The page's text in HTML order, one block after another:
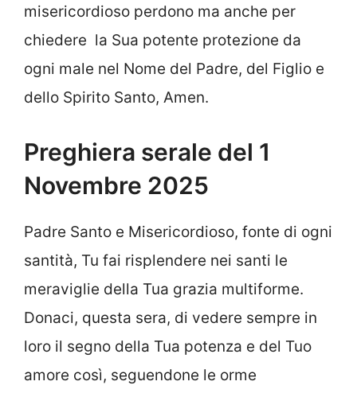
misericordioso perdono ma anche per
chiedere la Sua potente protezione da
ogni male nel Nome del Padre, del Figlio e
dello Spirito Santo, Amen.
Preghiera serale del 1
Novembre 2025
Padre Santo e Misericordioso, fonte di ogni
santità, Tu fai risplendere nei santi le
meraviglie della Tua grazia multiforme.
Donaci, questa sera, di vedere sempre in
loro il segno della Tua potenza e del Tuo
amore così, seguendone le orme